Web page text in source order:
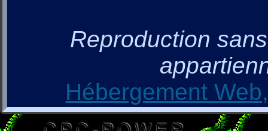
Reproduction
Hébergement